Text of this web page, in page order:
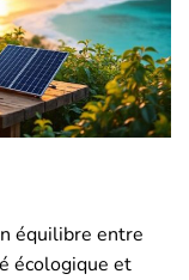
équilibre entre
écologique et